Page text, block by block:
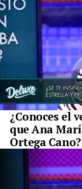
¿Conoces el
que Ana
Ortega